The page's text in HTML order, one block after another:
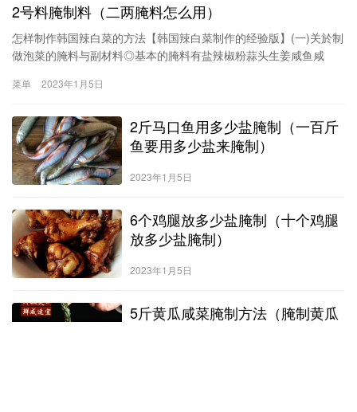
2号料腌制料（二两腌料怎么用）
怎样制作韩国辣白菜的方法【韩国辣白菜制作的经验版】(一)关於制
做泡菜的腌料与副材料◎基本的腌料有盐辣椒粉蒜头生姜咸鱼咸
等。水果类有梨苹果香柚石榴….等。果实类有栗子丁香松子…等。
菜单 2023年1月5日
2斤马口鱼用多少盐腌制（一百斤
鱼要用多少盐来腌制）
2023年1月5日
6个鸡腿放多少盐腌制（十个鸡腿
放多少盐腌制）
2023年1月5日
5斤黄瓜咸菜腌制方法（腌制黄瓜